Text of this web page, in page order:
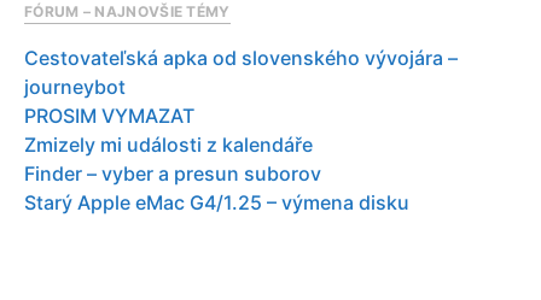
FÓRUM – NAJNOVŠIE TÉMY
Cestovateľská apka od slovenského vývojára –
journeybot
PROSIM VYMAZAT
Zmizely mi události z kalendáře
Finder – vyber a presun suborov
Starý Apple eMac G4/1.25 – výmena disku